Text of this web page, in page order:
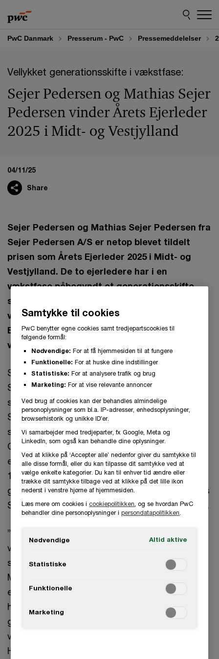
to
content
to
footer
PwC Danmark Presserum - PwC Pressemeddelelser
Vellykket generationsskifte i vækstfase:
Sejer Pedersen og Mathias Sejer
Pedersen vinder Årets Ejerleder
2025 i Midt- og Vestjylland
04/11/25
Share
Sejer Pedersen og Mathias Sejer Pedersen fra
Sejer Pedersen A/S er netop blevet tildelt
prisen som Årets Ejerleder 2025 i Midt- og
Vestjylland. De to ejerledere har i en
vækstfase påbegyndt et generationsskifte,
sikret en robust økonomistyring og tilpasset
virksomheden til markedsvilkårene.
Ejerlederne fik overrakt prisen ved en
velbesøgt regionskåring i Herning.
Sejer Pedersen og Mathias Sejer Pedersen fra
Sejer Pedersen A/S i Vildbjerg har vundet prisen
som Årets Ejerleder 2025 i Midt- og Vestjylland.
Sejer Pedersen grundlagde virksomheden alene
som en maskinstation med kun én traktor.
Gennem årene har virksomheden udviklet sig og
er i dag en entreprenørvirksomhed med mere end
100 medarbejdere. Et igangsat og vellykket
generationsskifte har medført, at sønnen Mathias
Sejer Pedersen nu indgår aktivt i ejerlederkredsen.
”Virksomheden har haft bemærkelsesværdig
vækst gennem årene, først med Sejer Pedersen
som ejerleder, og senere også med sønnen
Mathias Sejer Pedersen som en integreret del af
ejerlederkredsen. Det er imponerende, at de både
har formået at fastholde en robust økonomi og
gennemføre et vellykket generationsskifte i en
vækstfase,” siger Mads Hornbæk, partner i PwC i
Herning, og fortsætter:
Samtykke til cookies
PwC benytter egne cookies samt tredjepartscookies til
følgende formål:
Nødvendige: For at få hjemmesiden til at fungere
Funktionelle: For at huske dine indstillinger
Statistiske: For at analysere trafik og brug
Marketing: For at vise relevante annoncer
Ved brug af cookies kan der behandles almindelige
personoplysninger som bl.a. IP-adresser, enhedsoplysninger,
browserhistorik og unikke ID’er.
Vi samarbejder med tredjeparter, fx Google, Meta og
LinkedIn, som også kan behandle dine oplysninger.
Ved at klikke på ‘Accepter alle’ nedenfor giver du samtykke til
alle disse formål, eller du kan tilpasse dit samtykke ved at
vælge enkelte kategorier. Du kan til enhver tid ændre eller
trække dit samtykke tilbage ved at klikke på det lille ikon
nederst i venstre hjørne af hjemmesiden.
Læs mere om cookies icookiepolitikken , og se hvordan PwC
behandler dine personoplysninger ipersondatapolitikken
Nødvendige Altid aktive
Statistiske
Funktionelle
Marketing